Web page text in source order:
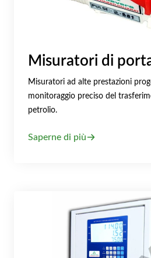
Misuratori di
Misuratori ad alte prestazioni
monitoraggio preciso del
petrolio.
Saperne di più